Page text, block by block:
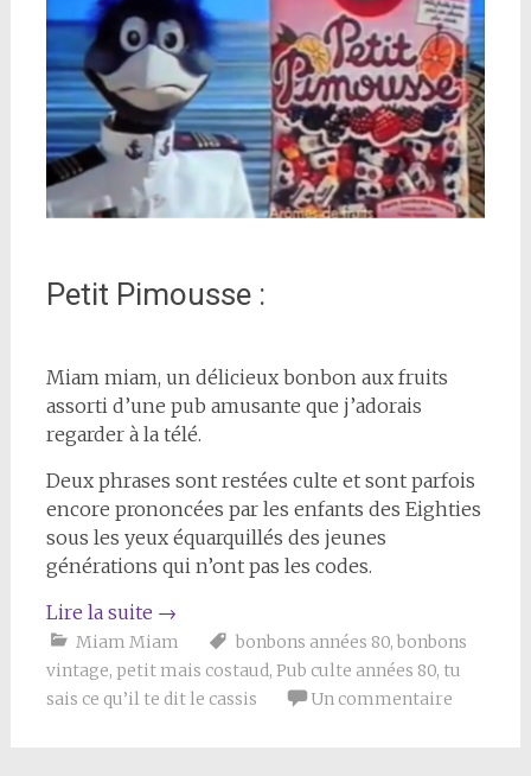
Petit Pimousse :
Miam miam, un délicieux bonbon aux fruits
assorti d’une pub amusante que j’adorais
regarder à la télé.
Deux phrases sont restées culte et sont parfois
encore prononcées par les enfants des Eighties
sous les yeux équarquillés des jeunes
générations qui n’ont pas les codes.
Lire la suite →
Miam Miam bonbons années 80, bonbons
vintage, petit mais costaud, Pub culte années 80, tu
sais ce qu’il te dit le cassis
Un commentaire